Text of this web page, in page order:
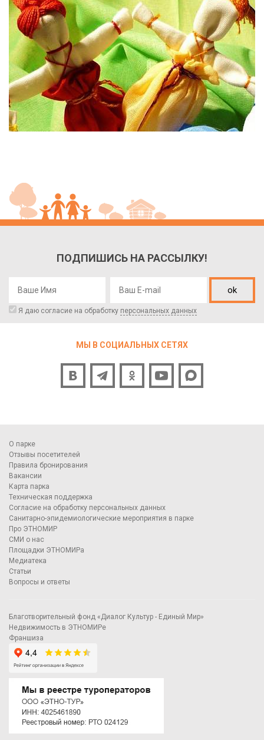
ПОДПИШИСЬ НА РАССЫЛКУ!
ok
Я даю согласие на обработку персональных данных
МЫ В СОЦИАЛЬНЫХ СЕТЯХ
О парке
Отзывы посетителей
Правила бронирования
Вакансии
Карта парка
Техническая поддержка
Согласие на обработку персональных данных
Санитарно-эпидемиологические мероприятия в парке
Про ЭТНОМИР
СМИ о нас
Площадки ЭТНОМИРа
Медиатека
Статьи
Вопросы и ответы
Благотворительный фонд «Диалог Культур - Единый Мир»
Недвижимость в ЭТНОМИРе
Франшиза